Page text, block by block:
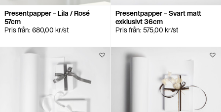
Presentpapper – Lila / Rosé
57cm
Pris från:680,00kr/st
Presentpapper – Svart matt
exklusivt 36cm
Pris från:575,00kr/st